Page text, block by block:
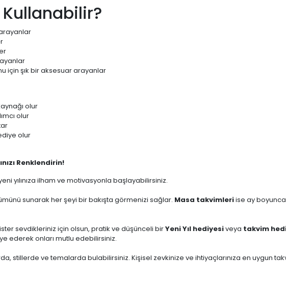
için şık bir aksesuar arayanlar
olur
olur
olur
Renklendirin!
yılınıza ilham ve motivasyonla başlayabilirsiniz.
sunarak her şeyi bir bakışta görmenizi sağlar. Masa takvimleriise ay
sevdikleriniz için olsun, pratik ve düşünceli birYeni Yıl hediyesiveya takvim
ederek onları mutlu edebilirsiniz.
stillerde ve temalarda bulabilirsiniz. Kişisel zevkinize ve ihtiyaçlarınıza en uygun